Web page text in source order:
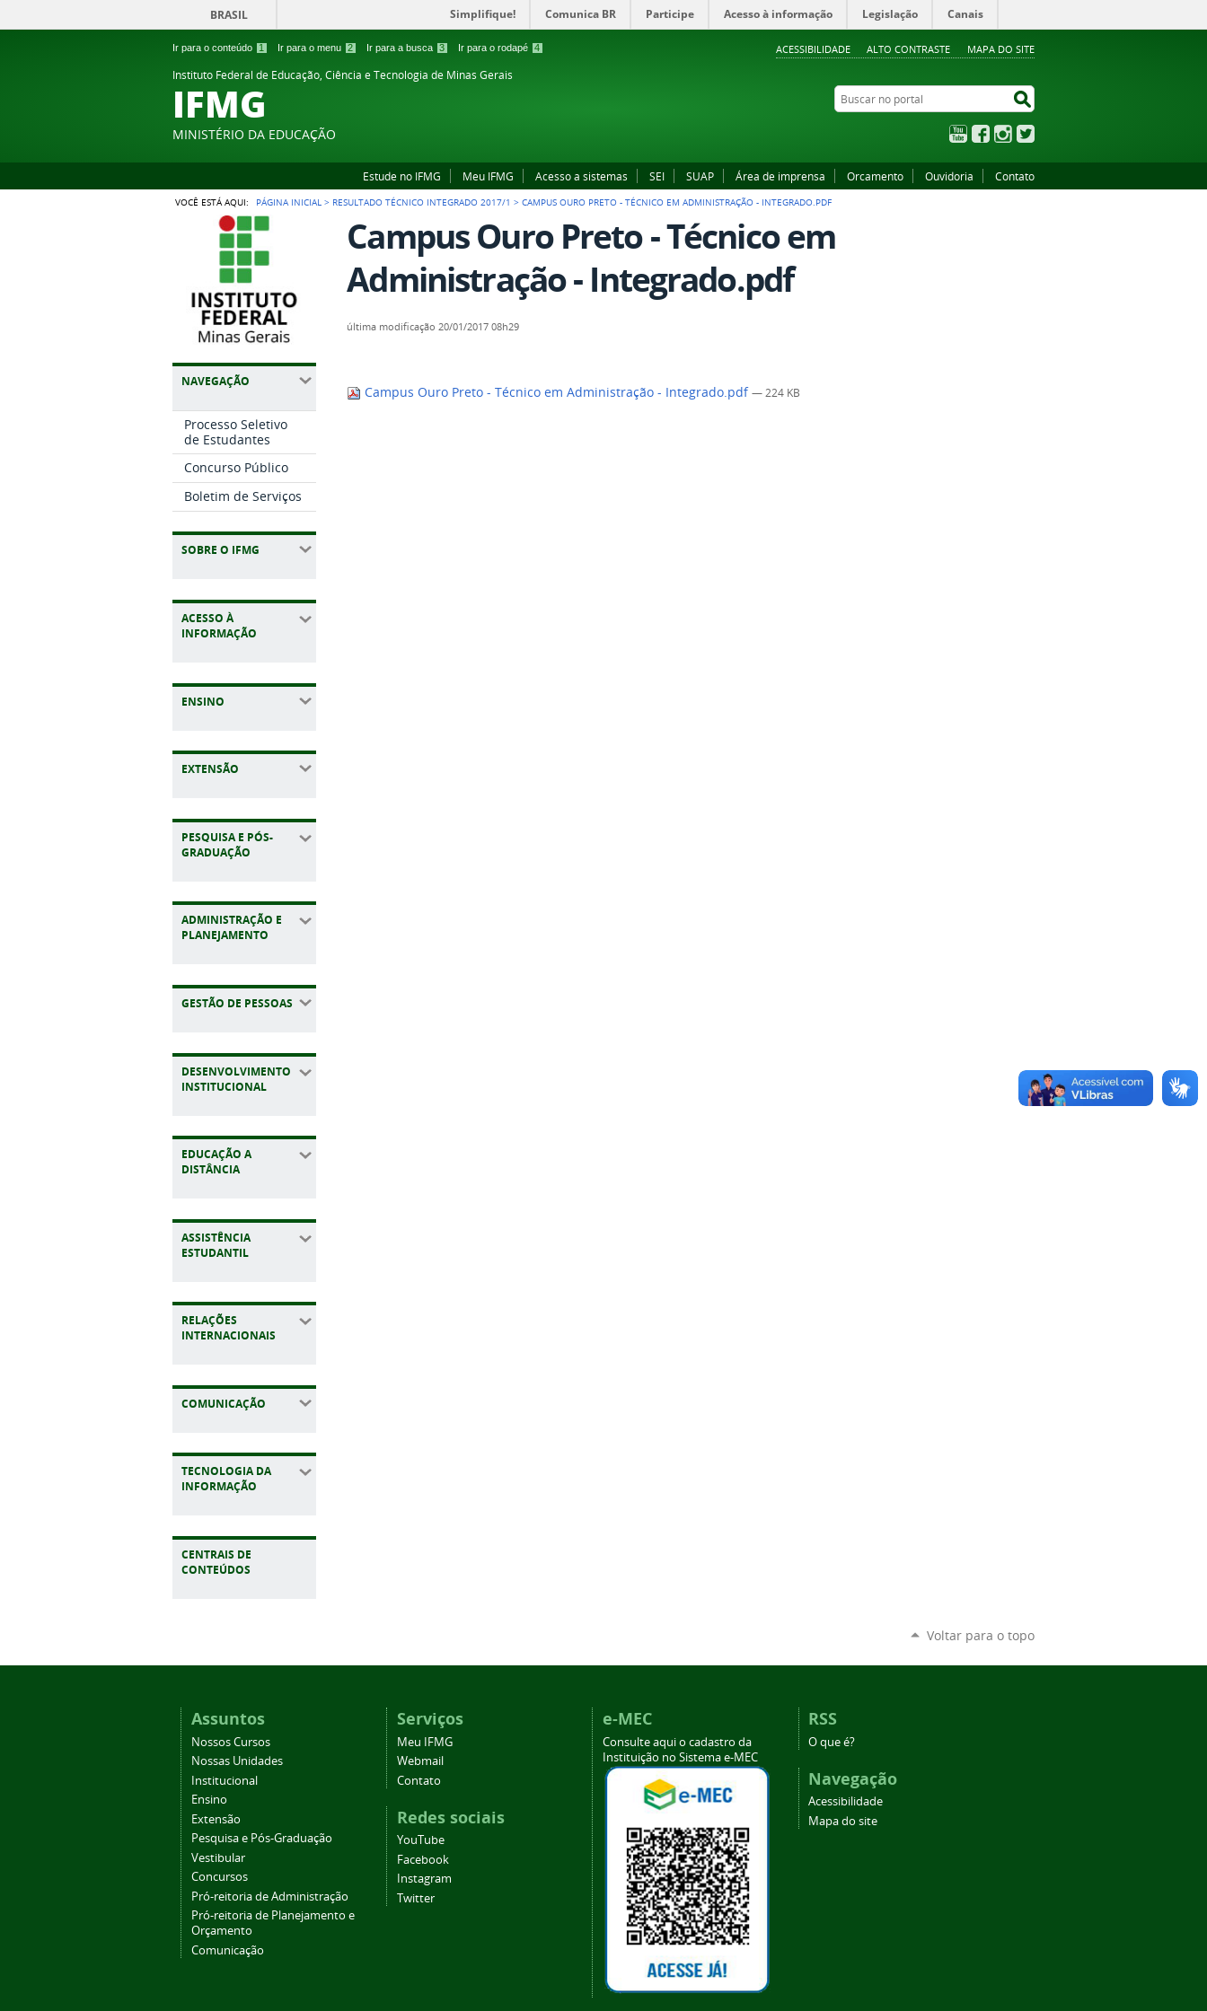
Ir para o conteúdo 1 Ir para o menu 2 Ir para a busca 3 Ir para o rodapé 4 ACESSIBILIDADE ALTO CONTRASTE MAPA DO SITE
BRASIL Simplifique! Comunica BR Participe Acesso à informação Legislação Canais
Instituto Federal de Educação, Ciência e Tecnologia de Minas Gerais
IFMG
MINISTÉRIO DA EDUCAÇÃO
Buscar no portal
YouTubeFacebookInstagram
Estude no IFMG Meu IFMG Acesso a sistemas SEI SUAP Área de imprensa Orcamento Ouvidoria Contato
VOCÊ ESTÁ AQUI: PÁGINA INICIAL > RESULTADO TÉCNICO INTEGRADO 2017/1 >CAMPUS OURO PRETO - TÉCNICO EM ADMINISTRAÇÃO - INTEGRADO.PDF
NAVEGAÇÃO
Processo Seletivo
de Estudantes
Concurso Público
Boletim de Serviços
SOBRE O IFMG
ACESSO À
INFORMAÇÃO
ENSINO
EXTENSÃO
PESQUISA E PÓS-
GRADUAÇÃO
ADMINISTRAÇÃO E
PLANEJAMENTO
GESTÃO DE PESSOAS
DESENVOLVIMENTO
INSTITUCIONAL
EDUCAÇÃO A
DISTÂNCIA
ASSISTÊNCIA
ESTUDANTIL
RELAÇÕES
INTERNACIONAIS
COMUNICAÇÃO
TECNOLOGIA DA
INFORMAÇÃO
CENTRAIS DE
CONTEÚDOS
Campus Ouro Preto - Técnico em
Administração - Integrado.pdf
última modificação 20/01/2017 08h29
Campus Ouro Preto - Técnico em Administração - Integrado.pdf— 224 KB
Voltar para o topo
Assuntos
Nossos Cursos
Nossas Unidades
Institucional
Ensino
Extensão
Pesquisa e Pós-Graduação
Vestibular
Concursos
Pró-reitoria de Administração
Pró-reitoria de Planejamento e
Orçamento
Comunicação
Serviços
Meu IFMG
Webmail
Contato
Redes sociais
YouTube
Facebook
Instagram
Twitter
e-MEC
Consulte aqui o cadastro da
Instituição no Sistema e-MEC
RSS
O que é?
Navegação
Acessibilidade
Mapa do site